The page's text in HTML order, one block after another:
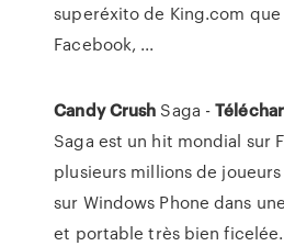
superéxito de King.com que
Facebook, ...
Candy Crush Saga -
Saga est un hit mondial sur
plusieurs millions de
sur Windows Phone dans
et portable très bien